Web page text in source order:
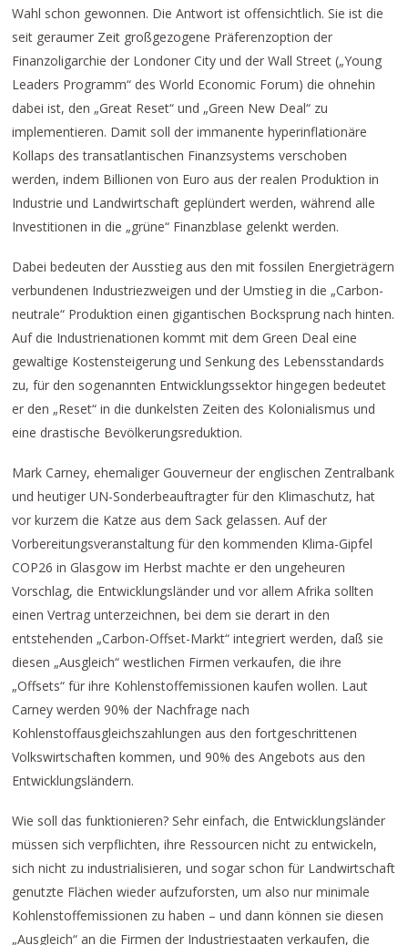
Wahl schon gewonnen. Die Antwort ist offensichtlich. Sie ist die
seit geraumer Zeit großgezogene Präferenzoption der
Finanzoligarchie der Londoner City und der Wall Street („Young
Leaders Programm“ des World Economic Forum) die ohnehin
dabei ist, den „Great Reset“ und „Green New Deal“ zu
implementieren. Damit soll der immanente hyperinflationäre
Kollaps des transatlantischen Finanzsystems verschoben
werden, indem Billionen von Euro aus der realen Produktion in
Industrie und Landwirtschaft geplündert werden, während alle
Investitionen in die „grüne“ Finanzblase gelenkt werden.
Dabei bedeuten der Ausstieg aus den mit fossilen Energieträgern
verbundenen Industriezweigen und der Umstieg in die „Carbon-
neutrale“ Produktion einen gigantischen Bocksprung nach hinten.
Auf die Industrienationen kommt mit dem Green Deal eine
gewaltige Kostensteigerung und Senkung des Lebensstandards
zu, für den sogenannten Entwicklungssektor hingegen bedeutet
er den „Reset“ in die dunkelsten Zeiten des Kolonialismus und
eine drastische Bevölkerungsreduktion.
Mark Carney, ehemaliger Gouverneur der englischen Zentralbank
und heutiger UN-Sonderbeauftragter für den Klimaschutz, hat
vor kurzem die Katze aus dem Sack gelassen. Auf der
Vorbereitungsveranstaltung für den kommenden Klima-Gipfel
COP26 in Glasgow im Herbst machte er den ungeheuren
Vorschlag, die Entwicklungsländer und vor allem Afrika sollten
einen Vertrag unterzeichnen, bei dem sie derart in den
entstehenden „Carbon-Offset-Markt“ integriert werden, daß sie
diesen „Ausgleich“ westlichen Firmen verkaufen, die ihre
„Offsets“ für ihre Kohlenstoffemissionen kaufen wollen. Laut
Carney werden 90% der Nachfrage nach
Kohlenstoffausgleichszahlungen aus den fortgeschrittenen
Volkswirtschaften kommen, und 90% des Angebots aus den
Entwicklungsländern.
Wie soll das funktionieren? Sehr einfach, die Entwicklungsländer
müssen sich verpflichten, ihre Ressourcen nicht zu entwickeln,
sich nicht zu industrialisieren, und sogar schon für Landwirtschaft
genutzte Flächen wieder aufzuforsten, um also nur minimale
Kohlenstoffemissionen zu haben – und dann können sie diesen
„Ausgleich“ an die Firmen der Industriestaaten verkaufen, die